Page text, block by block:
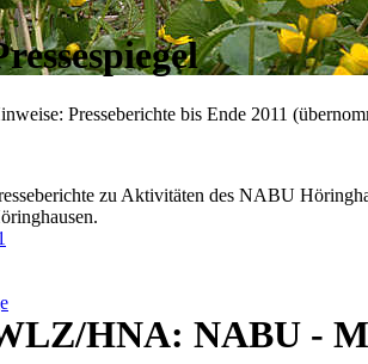
Presseberichte bis Ende 2011
zu Aktivitäten des NABU
HNA: NABU -